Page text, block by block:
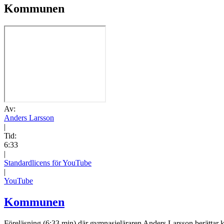
Kommunen
Av:
Anders Larsson
|
Tid:
6:33
|
Standardlicens för YouTube
|
YouTube
Kommunen